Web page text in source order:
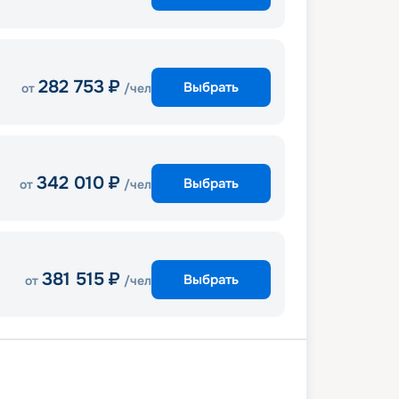
от 282 753 ₽ /чел Выбрать
от 342 010 ₽ /чел Выбрать
от 381 515 ₽ /чел Выбрать